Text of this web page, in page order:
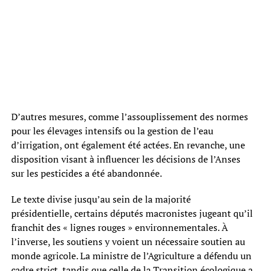
D’autres mesures, comme l’assouplissement des normes
pour les élevages intensifs ou la gestion de l’eau
d’irrigation, ont également été actées. En revanche, une
disposition visant à influencer les décisions de l’Anses
sur les pesticides a été abandonnée.
Le texte divise jusqu’au sein de la majorité
présidentielle, certains députés macronistes jugeant qu’il
franchit des « lignes rouges » environnementales. À
l’inverse, les soutiens y voient un nécessaire soutien au
monde agricole. La ministre de l’Agriculture a défendu un